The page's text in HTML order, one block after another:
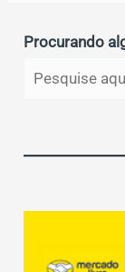
Procurando